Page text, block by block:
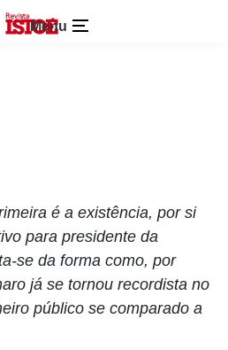
Menu
é a existência, por si
para presidente da
se da forma como, por
já se tornou recordista no
público se comparado a